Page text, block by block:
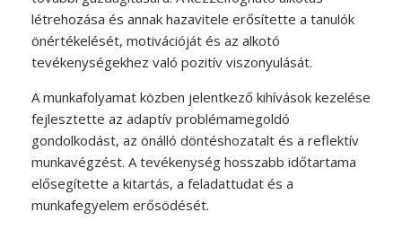
létrehozása és annak hazavitele erősítette a tanulók
önértékelését, motivációját és az alkotó
tevékenységekhez való pozitív viszonyulását.
A munkafolyamat közben jelentkező kihívások kezelése
fejlesztette az adaptív problémamegoldó
gondolkodást, az önálló döntéshozatalt és a reflektív
munkavégzést. A tevékenység hosszabb időtartama
elősegítette a kitartás, a feladattudat és a
munkafegyelem erősödését.